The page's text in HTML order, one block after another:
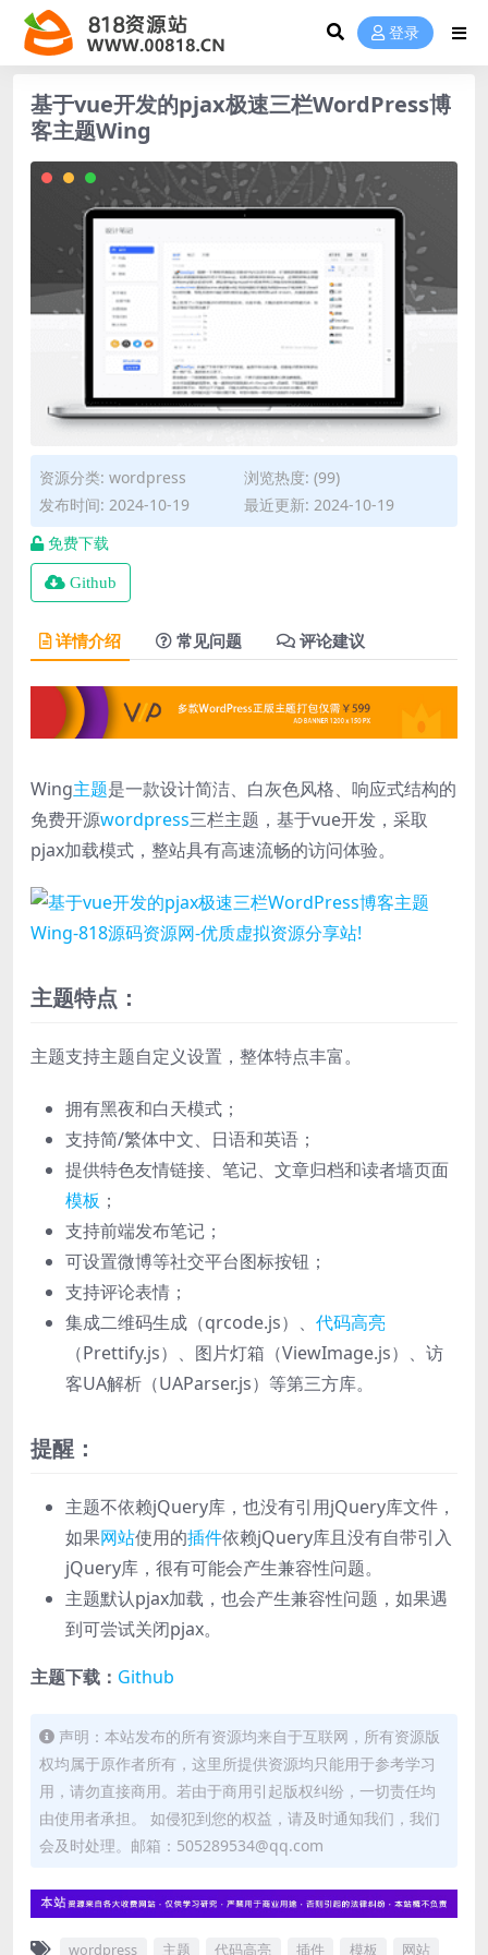
登录
基于vue开发的pjax极速三栏WordPress博
客主题Wing
资源分类: wordpress
浏览热度: (99)
发布时间: 2024-10-19
最近更新: 2024-10-19
免费下载
Github
详情介绍 常见问题 评论建议
Wing主题是一款设计简洁、白灰色风格、响应式结构的
免费开源wordpress三栏主题，基于vue开发，采取
pjax加载模式，整站具有高速流畅的访问体验。
主题特点：
主题支持主题自定义设置，整体特点丰富。
拥有黑夜和白天模式；
支持简/繁体中文、日语和英语；
提供特色友情链接、笔记、文章归档和读者墙页面
模板 ；
支持前端发布笔记；
可设置微博等社交平台图标按钮；
支持评论表情；
集成二维码生成（qrcode.js）、 代码高亮
（Prettify.js）、图片灯箱（ViewImage.js）、访
客UA解析（UAParser.js）等第三方库。
提醒：
主题不依赖jQuery库，也没有引用jQuery库文件，
如果网站使用的插件依赖jQuery库且没有自带引入
jQuery库，很有可能会产生兼容性问题。
主题默认pjax加载，也会产生兼容性问题，如果遇
到可尝试关闭pjax。
主题下载： Github
声明：本站发布的所有资源均来自于互联网，所有资源版
权均属于原作者所有，这里所提供资源均只能用于参考学习
用，请勿直接商用。若由于商用引起版权纠纷，一切责任均
由使用者承担。 如侵犯到您的权益，请及时通知我们，我们
会及时处理。邮箱：505289534@qq.com
wordpress 主题 代码高亮 插件 模板 网站